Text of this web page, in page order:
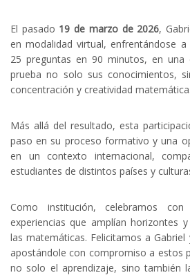
El pasado 19 de marzo de 2026,
en modalidad virtual, enfrentándose
25 preguntas en 90 minutos, en una
prueba no solo sus conocimientos,
concentración y creatividad matemática.
Más allá del resultado, esta
paso en su proceso formativo y una
en un contexto internacional,
estudiantes de distintos países y
Como institución, celebramos
experiencias que amplían horizontes
las matemáticas. Felicitamos a
apostándole con compromiso a estos
no solo el aprendizaje, sino también